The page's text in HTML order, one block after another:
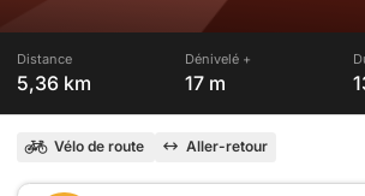
Distance
5,36 km
Dénivelé +
17 m
Vélo de route Aller-retour